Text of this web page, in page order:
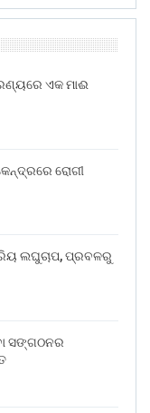
ଏକ ମାଈ
ରୋଗୀ
ଲଘୁଚାପ, ପ୍ରବଳରୁ
ସଙ୍ଗଠନର